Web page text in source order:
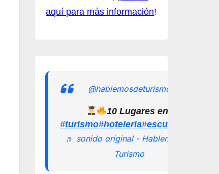
aquí para más información!
@hablemosdeturismomx
10 Lugares en los que
#turismo#hoteleria
♬ sonido original - Hablemos de
Turismo